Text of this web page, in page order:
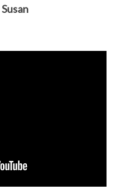
Susan